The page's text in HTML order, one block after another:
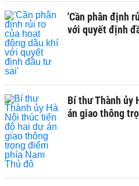
'Cần phân định
với quyết định
Bí thư Thành ủy
án giao thông